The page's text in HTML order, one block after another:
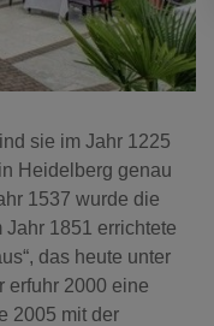
sie im Jahr 1225
in Heidelberg genau
1537 wurde die
Jahr 1851 errichtete
das heute unter
erfuhr 2000 eine
2005 mit der